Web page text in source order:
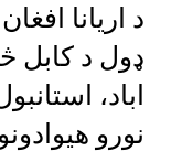
د اریانا
ډول د کابل
اباد،
نورو